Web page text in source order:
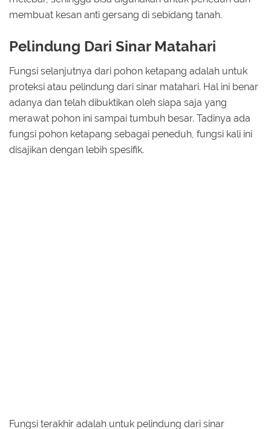
membuat kesan anti gersang di sebidang tanah.
Pelindung Dari Sinar Matahari
Fungsi selanjutnya dari pohon ketapang adalah untuk
proteksi atau pelindung dari sinar matahari. Hal ini benar
adanya dan telah dibuktikan oleh siapa saja yang
merawat pohon ini sampai tumbuh besar. Tadinya ada
fungsi pohon ketapang sebagai peneduh, fungsi kali ini
disajikan dengan lebih spesifik.
Fungsi terakhir adalah untuk pelindung dari sinar